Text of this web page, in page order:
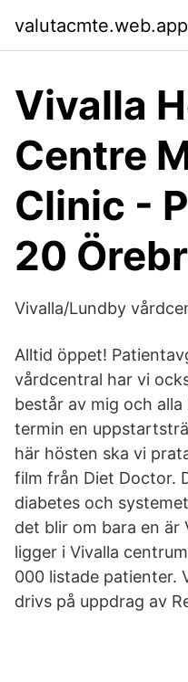
valutacmte.web.app
Vivalla
Centre
Clinic -
20
Vivalla/Lundby
Alltid öppet!
vårdcentral har vi
består av mig och
termin en
här hösten ska vi
film från Diet Doctor.
diabetes och
det blir om bara en är
ligger i Vivalla
000 listade patienter.
drivs på uppdrag av